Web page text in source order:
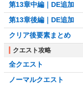
第13章中編｜DE追加
第13章後編｜DE追加
クリア後要素まとめ
クエスト攻略
全クエスト
ノーマルクエスト